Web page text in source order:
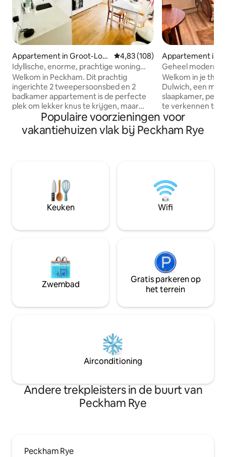
Appartement in Groot-Lon
den
Gemiddelde beoordeling van
4,83 (108)
Idyllische, enorme, prachtige woning
met zonnig dakterras!
Welkom in Peckham. Dit prachtig
ingerichte 2 tweepersoonsbed en 2
badkamer appartement is de perfecte
plek om lekker knus te krijgen, maar
toch deel te voelen van een niet te
missen, koele en eigenzinnige
gemeenschap. **Zoals gezegd in veel
in Londen brengt. Het ligt in een eigen
dorpje met Bellenden Rd op een
steenworp afstand waar je een scala aan
heerlijke verse producten, drankjes &
Appartement in
en
Geheel moderne
slaapkamer in
Welkom in je
Dulwich, een
slaapkamer,
te verkennen
comfort van een
buurt. Ons onlangs gerenoveerde huis
met 1
voor een gezellig verblijf.
Dulwich ligt op
naar London
Populaire voorzieningen voor
vakantiehuizen vlak bij Peckham Rye
Keuken Wifi
Zwembad
Gratis parkeren op
het terrein
Airconditioning
Andere trekpleisters in de buurt van
Peckham Rye
Peckham Rye